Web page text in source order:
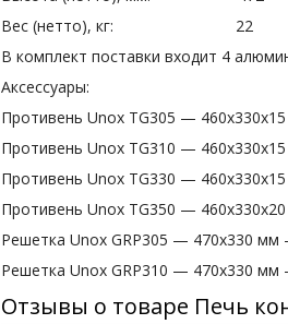
Вес (нетто), кг: 22
В комплект поставки входит 4
Аксессуары:
Противень Unox TG305 —
Противень Unox TG310 —
Противень Unox TG330 —
Противень Unox TG350 —
Решетка Unox GRP305 — 470х330 мм
Решетка Unox GRP310 — 470х330 мм
Отзывы о товаре Печь